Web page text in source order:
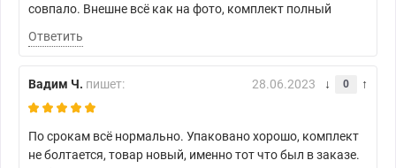
совпало. Внешне всё как на фото, комплект полный
Ответить
Вадим Ч. пишет: 28.06.2023 0
По срокам всё нормально. Упаковано хорошо, комплект
не болтается, товар новый, именно тот что был в заказе.